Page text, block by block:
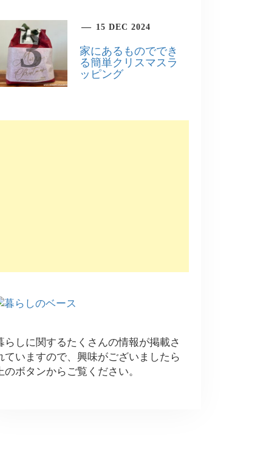
3 15 DEC 2024
家にあるものででき
る簡単クリスマスラ
ッピング
らしに関するたくさんの情報が掲載さ
ていますので、興味がございましたら
のボタンからご覧ください。